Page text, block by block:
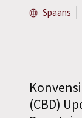
Spaans
(CBD)